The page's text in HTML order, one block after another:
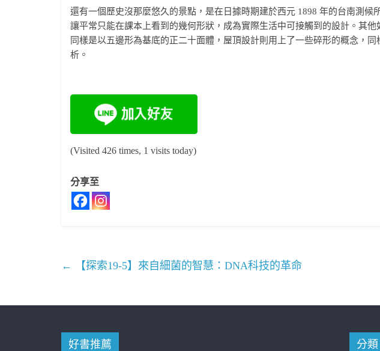
還有一個歷史沒那麼悠久的景點，是在日據時期建於西元 1898 年的台南測候
讓平常只能在課本上看到的幾何形狀，成為實際生活中可接觸到的設計。其
同樣是以五邊形為基底的正二十面體，屋頂設計則用上了一些碎形的概念，
析。
(Visited 426 times, 1 visits today)
分享至
← 【探索19-5】來自細菌的智慧：DNA科技的革命
好書推薦 分類